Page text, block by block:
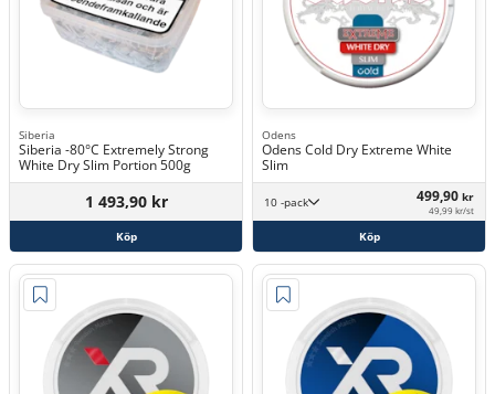
Siberia
Siberia -80°C Extremely Strong
White Dry Slim Portion 500g
1 493,90 kr
Köp
Odens
Odens Cold Dry Extreme White
Slim
10 -pack 499,90 kr
49,99 kr/st
Köp